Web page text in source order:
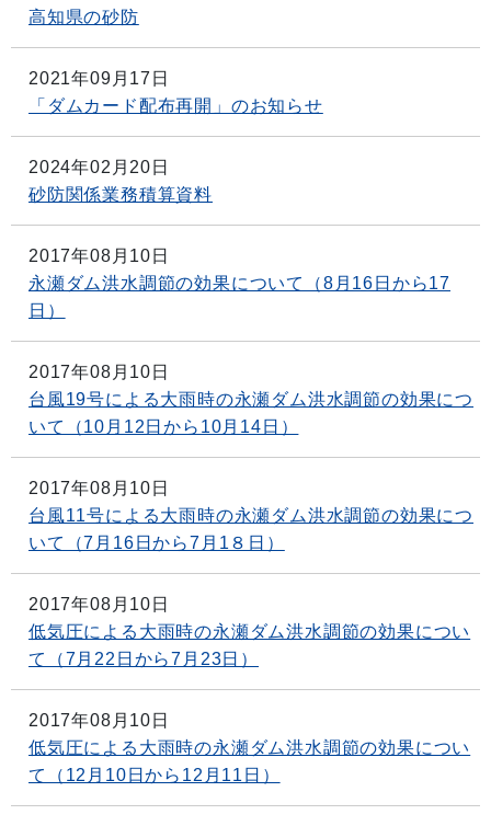
高知県の砂防
2021年09月17日
「ダムカード配布再開」のお知らせ
2024年02月20日
砂防関係業務積算資料
2017年08月10日
永瀬ダム洪水調節の効果について（8月16日から17
日）
2017年08月10日
台風19号による大雨時の永瀬ダム洪水調節の効果につ
いて（10月12日から10月14日）
2017年08月10日
台風11号による大雨時の永瀬ダム洪水調節の効果につ
いて（7月16日から7月1８日）
2017年08月10日
低気圧による大雨時の永瀬ダム洪水調節の効果につい
て（7月22日から7月23日）
2017年08月10日
低気圧による大雨時の永瀬ダム洪水調節の効果につい
て（12月10日から12月11日）